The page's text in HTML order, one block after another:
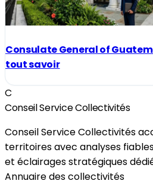
Consulate General of
tout savoir
C
Conseil Service Collectivités
Conseil Service Collectivités
territoires avec analyses
et éclairages stratégiques
Annuaire des collectivités